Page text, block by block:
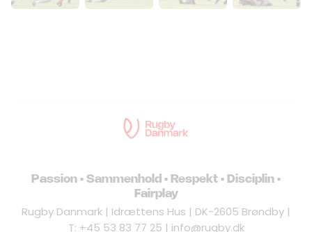
Passion • Sammenhold • Respekt • Disciplin •
Fairplay
Rugby Danmark | Idrættens Hus | DK-2605 Brøndby |
T: +45 53 83 77 25 | info@rugby.dk